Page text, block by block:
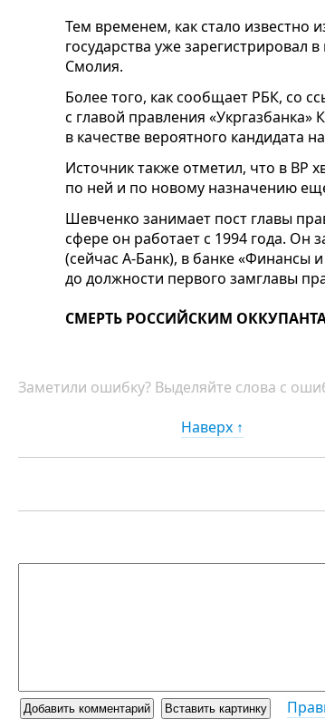
Тем временем, как стало известно
государства уже зарегистрировал
Смолия.
Более того, как сообщает РБК, со
с главой правления
в качестве вероятного кандидата
Источник также отметил, что в ВР
по ней и по новому назначению
Шевченко занимает пост главы
сфере он работает с 1994 года. Он
(сейчас А-Банк), в банке «Финансы
до должности первого замглавы
СМЕРТЬ РОССИЙСКИМ
Заметили ошибку? Выделяйте слова с
Наверх ↑